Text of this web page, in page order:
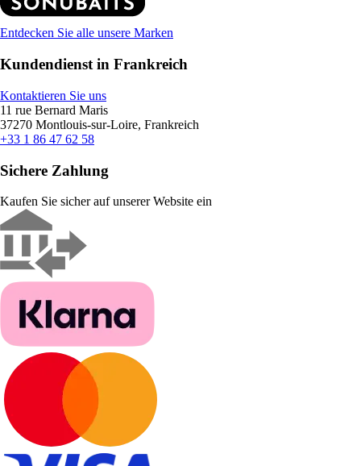
Entdecken Sie alle unsere Marken
Kundendienst in Frankreich
Kontaktieren Sie uns
11 rue Bernard Maris
37270 Montlouis-sur-Loire, Frankreich
+33 1 86 47 62 58
Sichere Zahlung
Kaufen Sie sicher auf unserer Website ein